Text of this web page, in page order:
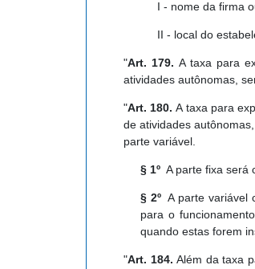
I - nome da firma
II - local do
"Art. 179. A taxa para
atividades autônomas,
"Art. 180.A taxa para
de atividades
parte variável.
§ 1º A parte fixa será
§ 2ºA parte variável
para o
quando estas forem
"Art. 184.Além da taxa